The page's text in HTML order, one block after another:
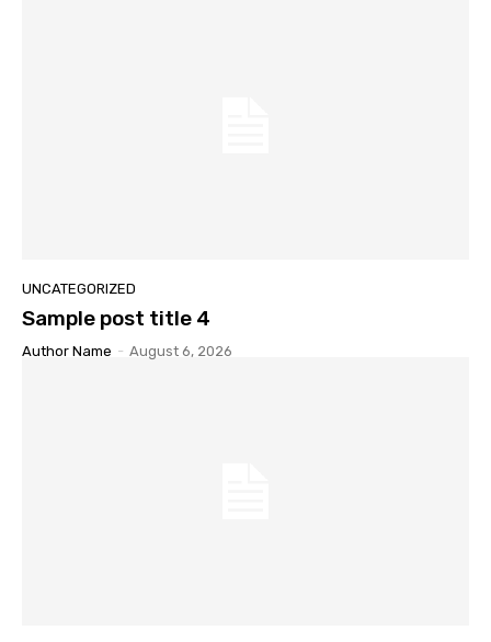
UNCATEGORIZED
Sample post title 4
Author Name - August 6, 2026